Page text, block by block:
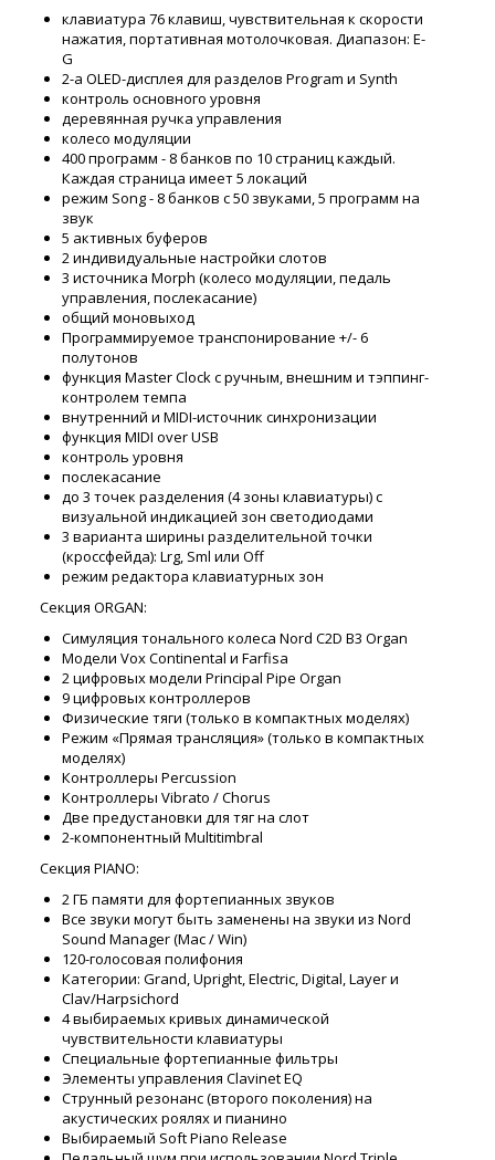
клавиатура 76 клавиш, чувствительная к скорости
нажатия, портативная мотолочковая. Диапазон: E-
G
2-а OLED-дисплея для разделов Program и Synth
контроль основного уровня
деревянная ручка управления
колесо модуляции
400 программ - 8 банков по 10 страниц каждый.
Каждая страница имеет 5 локаций
режим Song - 8 банков с 50 звуками, 5 программ на
звук
5 активных буферов
2 индивидуальные настройки слотов
3 источника Morph (колесо модуляции, педаль
управления, послекасание)
общий моновыход
Программируемое транспонирование +/- 6
полутонов
функция Master Clock с ручным, внешним и тэппинг-
контролем темпа
внутренний и MIDI-источник синхронизации
функция MIDI over USB
контроль уровня
послекасание
до 3 точек разделения (4 зоны клавиатуры) с
визуальной индикацией зон светодиодами
3 варианта ширины разделительной точки
(кроссфейда): Lrg, Sml или Off
режим редактора клавиатурных зон
Секция ORGAN:
Симуляция тонального колеса Nord C2D B3 Organ
Модели Vox Continental и Farfisa
2 цифровых модели Principal Pipe Organ
9 цифровых контроллеров
Физические тяги (только в компактных моделях)
Режим «Прямая трансляция» (только в компактных
моделях)
Контроллеры Percussion
Контроллеры Vibrato / Chorus
Две предустановки для тяг на слот
2-компонентный Multitimbral
Секция PIANO:
2 ГБ памяти для фортепианных звуков
Все звуки могут быть заменены на звуки из Nord
Sound Manager (Mac / Win)
120-голосовая полифония
Категории: Grand, Upright, Electric, Digital, Layer и
Clav/Harpsichord
4 выбираемых кривых динамической
чувствительности клавиатуры
Специальные фортепианные фильтры
Элементы управления Clavinet EQ
Струнный резонанс (второго поколения) на
акустических роялях и пианино
Выбираемый Soft Piano Release